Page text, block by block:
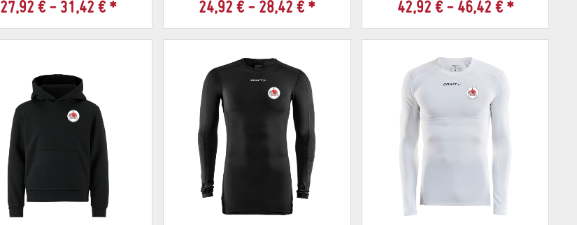
27,92 € - 31,42 € *
24,92 € - 28,42 € *
42,92 € - 46,42 € *